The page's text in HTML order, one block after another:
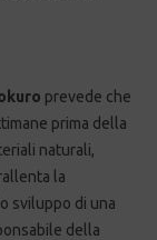
prevede che
prima della
naturali,
la
sviluppo di una
della